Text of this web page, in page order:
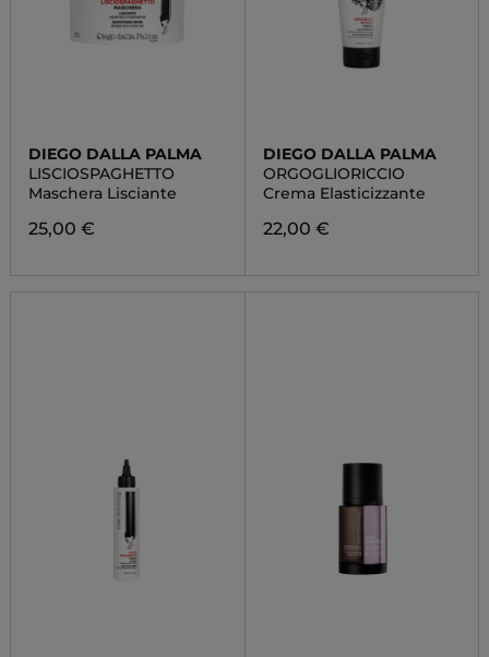
DIEGO DALLA PALMA
LISCIOSPAGHETTO
Maschera Lisciante
25,00 €
DIEGO DALLA PALMA
ORGOGLIORICCIO
Crema Elasticizzante
22,00 €